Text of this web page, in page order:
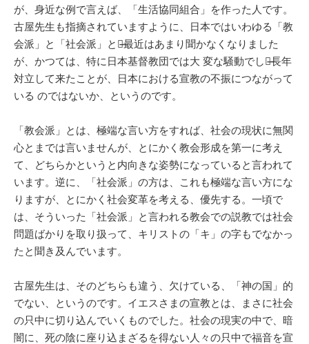
が、身近な例で言えば、「生活協同組合」を作った人です。
古屋先生も指摘されていますように、日本ではいわゆる「教
会派」と「社会派」とが̶̶最近はあまり聞かなくなりました
が、かつては、特に日本基督教団では大 変な騒動でした̶̶長年
対立して来たことが、日本における宣教の不振につながって
いる のではないか、というのです。
「教会派」とは、極端な言い方をすれば、社会の現状に無関
心とまでは言いませんが、とにかく教会形成を第一に考え
て、どちらかというと内向きな姿勢になっていると言われて
います。逆に、「社会派」の方は、これも極端な言い方にな
りますが、とにかく社会変革を考える、優先する。一頃で
は、そういった「社会派」と言われる教会での説教では社会
問題ばかりを取り扱って、キリストの「キ」の字もでなかっ
たと聞き及んでいます。
古屋先生は、そのどちらも違う、欠けている、「神の国」的
でない、というのです。イエスさまの宣教とは、まさに社会
の只中に切り込んでいくものでした。社会の現実の中で、暗
闇に、死の陰に座り込まざるを得ない人々の只中で福音を宣